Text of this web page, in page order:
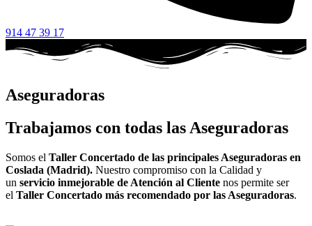
914 47 39 17
Aseguradoras
Trabajamos con todas las Aseguradoras
Somos el Taller Concertado de las principales Aseguradoras en
Coslada (Madrid). Nuestro compromiso con la Calidad y
un servicio inmejorable de Atención al Cliente nos permite ser
el Taller Concertado más recomendado por las Aseguradoras.